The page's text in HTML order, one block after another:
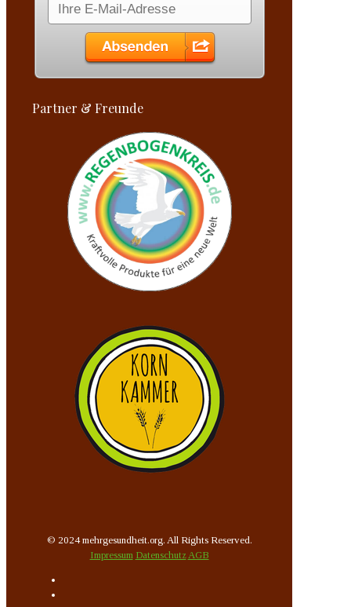
Partner & Freunde
© 2024 mehrgesundheit.org. All Rights Reserved.
Impressum DatenschutzAGB